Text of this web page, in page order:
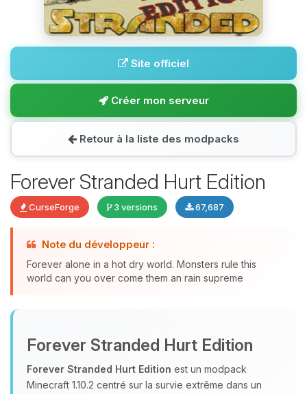
Site officiel
Créer mon serveur
Retour à la liste des modpacks
Forever Stranded Hurt Edition
CurseForge 3 versions 67,687
Note du développeur :
Forever alone in a hot dry world. Monsters rule this
world can you over come them an rain supreme
Forever Stranded Hurt Edition
Forever Stranded Hurt Edition est un modpack
Minecraft 1.10.2 centré sur la survie extrême dans un
parler ! Moi c’est Choupy, ton petit
assistant BoxToPlay. Dis-moi ce dont